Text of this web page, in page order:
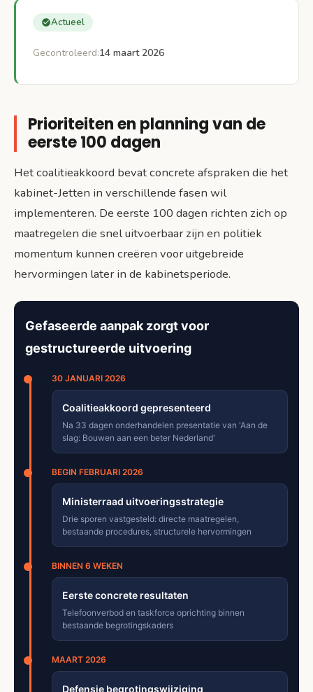
Actueel
Gecontroleerd:14 maart 2026
Prioriteiten en planning van de
eerste 100 dagen
Het coalitieakkoord bevat concrete afspraken die het
kabinet-Jetten in verschillende fasen wil
implementeren. De eerste 100 dagen richten zich op
maatregelen die snel uitvoerbaar zijn en politiek
momentum kunnen creëren voor uitgebreide
hervormingen later in de kabinetsperiode.
Gefaseerde aanpak zorgt voor
gestructureerde uitvoering
30 JANUARI 2026
Coalitieakkoord gepresenteerd
Na 33 dagen onderhandelen presentatie van 'Aan de
slag: Bouwen aan een beter Nederland'
BEGIN FEBRUARI 2026
Ministerraad uitvoeringsstrategie
Drie sporen vastgesteld: directe maatregelen,
bestaande procedures, structurele hervormingen
BINNEN 6 WEKEN
Eerste concrete resultaten
Telefoonverbod en taskforce oprichting binnen
bestaande begrotingskaders
MAART 2026
Defensie begrotingswijziging